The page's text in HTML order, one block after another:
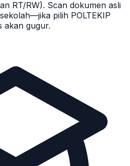
RT/RW). Scan dokumen asli
pilih POLTEKIP
akan gugur.